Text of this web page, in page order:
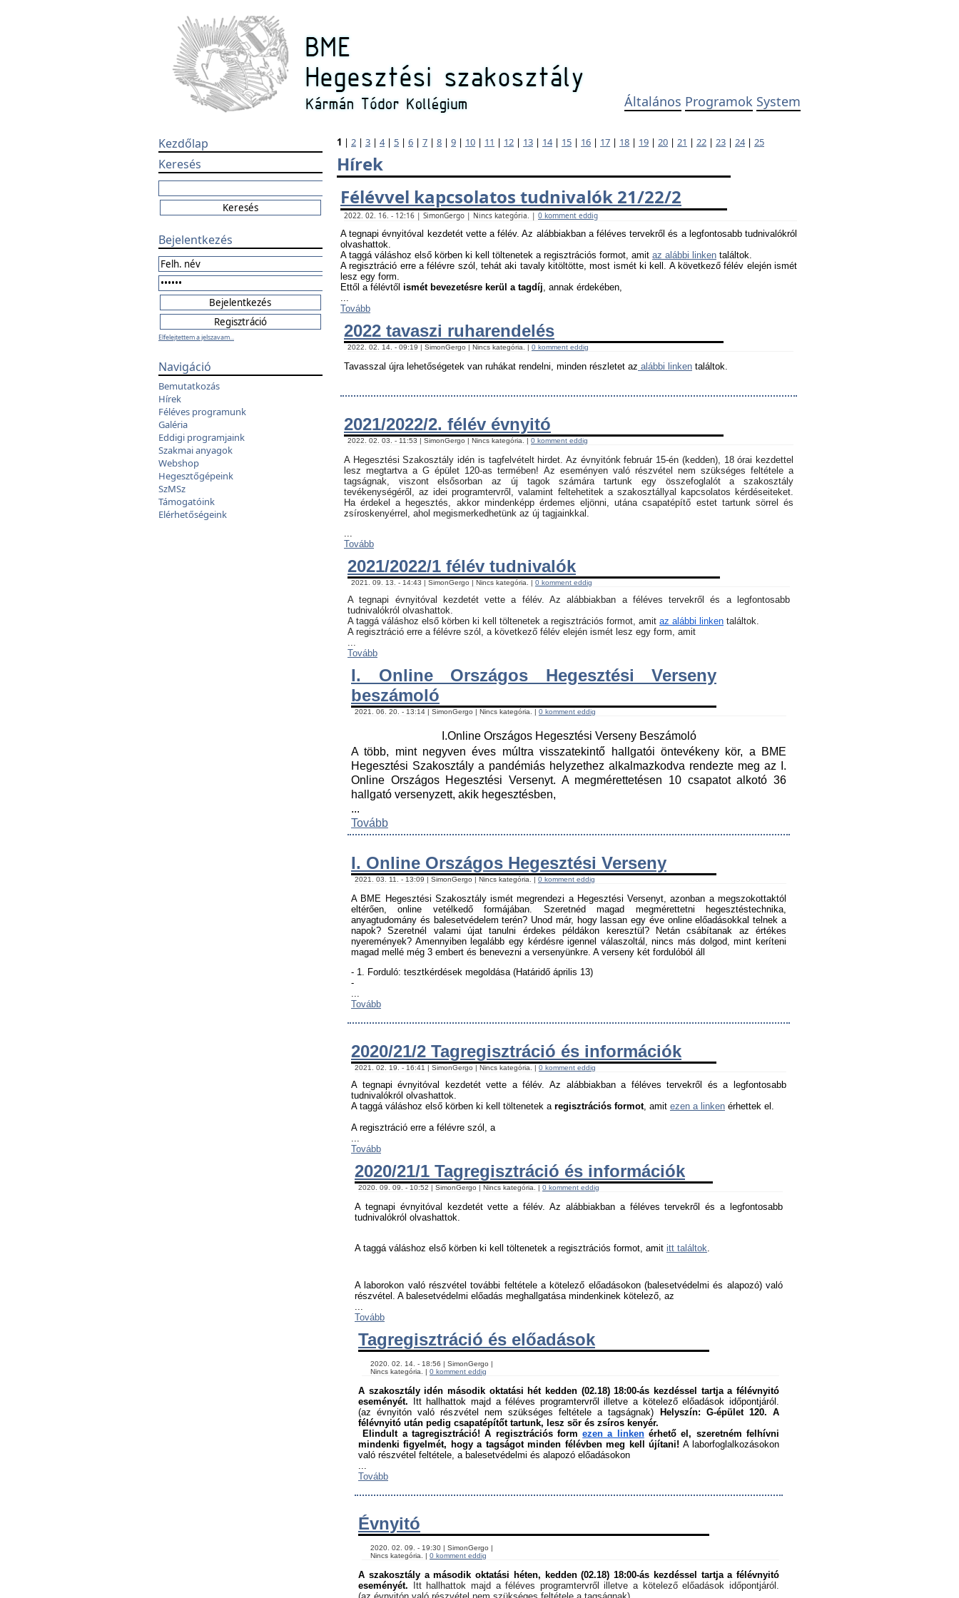
Általános Programok System
Kezdőlap
Keresés
Bejelentkezés
Elfelejtettem a jelszavam...
Navigáció
Bemutatkozás
Hírek
Féléves programunk
Galéria
Eddigi programjaink
Szakmai anyagok
Webshop
Hegesztőgépeink
SzMSz
Támogatóink
Elérhetőségeink
1 | 2 | 3 | 4| 5 | 6 | 7 | 8 | 9 | 10 | 11 | 12 | 13 | 14| 15 | 16 | 17 | 18 | 19 | 20 | 21 | 22 | 23 | 24| 25
Hírek
Félévvel kapcsolatos tudnivalók 21/22/2
2022. 02. 16. - 12:16 | SimonGergo | Nincs kategória. | 0 komment eddig
A tegnapi évnyitóval kezdetét vette a félév. Az alábbiakban a féléves tervekről és a legfontosabb tudnivalókról
olvashattok.
A taggá váláshoz első körben ki kell töltenetek a regisztrációs formot, amit az alábbi linken találtok.
A regisztráció erre a félévre szól, tehát aki tavaly kitöltötte, most ismét ki kell. A következő félév elején ismét
lesz egy form.
Ettől a félévtől ismét bevezetésre kerül a tagdíj, annak érdekében,
...
Tovább
2022 tavaszi ruharendelés
2022. 02. 14. - 09:19 | SimonGergo | Nincs kategória. | 0 komment eddig
Tavasszal újra lehetőségetek van ruhákat rendelni, minden részletet az alábbi linken találtok.
2021/2022/2. félév évnyitó
2022. 02. 03. - 11:53 | SimonGergo | Nincs kategória. | 0 komment eddig
A Hegesztési Szakosztály idén is tagfelvételt hirdet. Az évnyitónk február 15-én (kedden), 18 órai kezdettel
lesz megtartva a G épület 120-as termében! Az eseményen való részvétel nem szükséges feltétele a
tagságnak, viszont elsősorban az új tagok számára tartunk egy összefoglalót a szakosztály
tevékenységéről, az idei programtervről, valamint feltehetitek a szakosztállyal kapcsolatos kérdéseiteket.
Ha érdekel a hegesztés, akkor mindenképp érdemes eljönni, utána csapatépítő estet tartunk sörrel és
zsíroskenyérrel, ahol megismerkedhetünk az új tagjainkkal.
...
Tovább
2021/2022/1 félév tudnivalók
2021. 09. 13. - 14:43 | SimonGergo | Nincs kategória. | 0 komment eddig
A tegnapi évnyitóval kezdetét vette a félév. Az alábbiakban a féléves tervekről és a legfontosabb
tudnivalókról olvashattok.
A taggá váláshoz első körben ki kell töltenetek a regisztrációs formot, amit az alábbi linken találtok.
A regisztráció erre a félévre szól, a következő félév elején ismét lesz egy form, amit
...
Tovább
I. Online Országos Hegesztési Verseny
beszámoló
2021. 06. 20. - 13:14 | SimonGergo | Nincs kategória. | 0 komment eddig
I.Online Országos Hegesztési Verseny Beszámoló
A több, mint negyven éves múltra visszatekintő hallgatói öntevékeny kör, a BME
Hegesztési Szakosztály a pandémiás helyzethez alkalmazkodva rendezte meg az I.
Online Országos Hegesztési Versenyt. A megmérettetésen 10 csapatot alkotó 36
hallgató versenyzett, akik hegesztésben,
...
Tovább
I. Online Országos Hegesztési Verseny
2021. 03. 11. - 13:09 | SimonGergo | Nincs kategória. | 0 komment eddig
A BME Hegesztési Szakosztály ismét megrendezi a Hegesztési Versenyt, azonban a megszokottaktól
eltérően, online vetélkedő formájában. Szeretnéd magad megmérettetni hegesztéstechnika,
anyagtudomány és balesetvédelem terén? Unod már, hogy lassan egy éve online előadásokkal telnek a
napok? Szeretnél valami újat tanulni érdekes példákon keresztül? Netán csábítanak az értékes
nyeremények? Amennyiben legalább egy kérdésre igennel válaszoltál, nincs más dolgod, mint keríteni
magad mellé még 3 embert és benevezni a versenyünkre. A verseny két fordulóból áll
- 1. Forduló: tesztkérdések megoldása (Határidő április 13)
-
...
Tovább
2020/21/2 Tagregisztráció és információk
2021. 02. 19. - 16:41 | SimonGergo | Nincs kategória. | 0 komment eddig
A tegnapi évnyitóval kezdetét vette a félév. Az alábbiakban a féléves tervekről és a legfontosabb
tudnivalókról olvashattok.
A taggá váláshoz első körben ki kell töltenetek a regisztrációs formot, amit ezen a linken érhettek el.
A regisztráció erre a félévre szól, a
...
Tovább
2020/21/1 Tagregisztráció és információk
2020. 09. 09. - 10:52 | SimonGergo | Nincs kategória. | 0 komment eddig
A tegnapi évnyitóval kezdetét vette a félév. Az alábbiakban a féléves tervekről és a legfontosabb
tudnivalókról olvashattok.
A taggá váláshoz első körben ki kell töltenetek a regisztrációs formot, amit itt találtok.
A laborokon való részvétel további feltétele a kötelező előadásokon (balesetvédelmi és alapozó) való
részvétel. A balesetvédelmi előadás meghallgatása mindenkinek kötelező, az ﻿
Tovább
Tagregisztráció és előadások
    Nincs kategória. |
0 komment eddig
A szakosztály idén második oktatási hét kedden (02.18) 18:00-ás kezdéssel tartja a félévnyitó
eseményét. Itt hallhattok majd a féléves programtervről illetve a kötelező előadások időpontjáról.
(az évnyitón való részvétel nem szükséges feltétele a tagságnak) Helyszín: G-épület 120.
A
félévnyitó után pedig csapatépítőt tartunk, lesz sör és zsíros kenyér.
Elindult a tagregisztráció! A regisztrációs form ezen a linken érhető el, szeretném felhívni
mindenki figyelmét, hogy a tagságot minden félévben meg kell újítani! A laborfoglalkozásokon
való részvétel feltétele, a balesetvédelmi és alapozó előadásokon ﻿
Tovább
Évnyitó
    Nincs kategória. |
0 komment eddig
A szakosztály a második oktatási héten, kedden (02.18) 18:00-ás kezdéssel tartja a félévnyitó
eseményét. Itt hallhattok majd a féléves programtervről illetve a kötelező előadások időpontjáról.
(az évnyitón való részvétel nem szükséges feltétele a tagságnak)